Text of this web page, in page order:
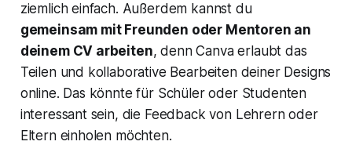
ziemlich einfach. Außerdem kannst du
gemeinsam mit Freunden oder Mentoren an
deinem CV arbeiten, denn Canva erlaubt das
Teilen und kollaborative Bearbeiten deiner Designs
online. Das könnte für Schüler oder Studenten
interessant sein, die Feedback von Lehrern oder
Eltern einholen möchten.